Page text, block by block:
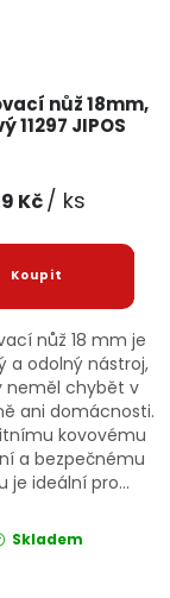
nůž 18mm,
11297 JIPOS
Kč/ ks
nůž 18 mm je
a odolný nástroj,
neměl chybět v
ani domácnosti.
kovovému
a bezpečnému
je ideální pro...
Skladem